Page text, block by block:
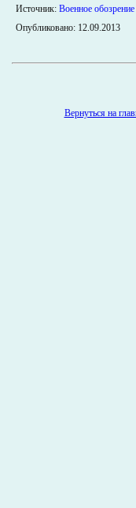
Источник: Военное обозрение
Опубликовано: 12.09.2013